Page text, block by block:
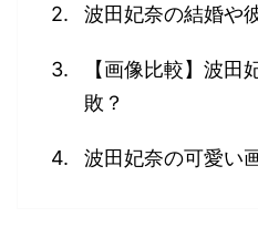
波田妃奈の結婚や
【画像比較】波田
敗？
波田妃奈の可愛い